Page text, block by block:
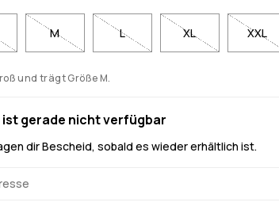
M L XL XXL
und trägt Größe M.
ist gerade nicht verfügbar
dir Bescheid, sobald es wieder erhältlich ist.